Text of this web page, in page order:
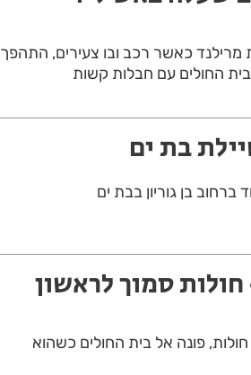
מרילנד כאשר רכב ובו צעירים, התהפך
החולים עם חבלות קשות
בת ים
בן גוריון בבת ים
סמוך לראשון
מרכב בכביש 4 ליד מחלף חולות, פונה אל בית החולים כשהוא